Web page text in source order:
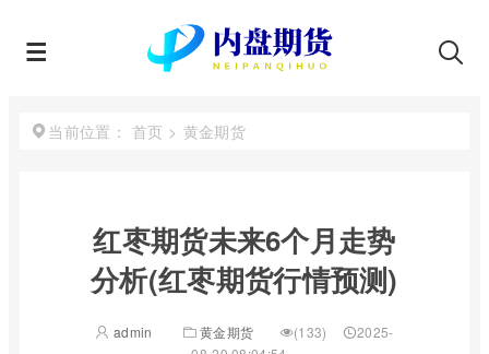
当前位置： 首页 > 黄金期货
红枣期货未来6个月走势
分析(红枣期货行情预测)
admin 黄金期货 (133)
2025-